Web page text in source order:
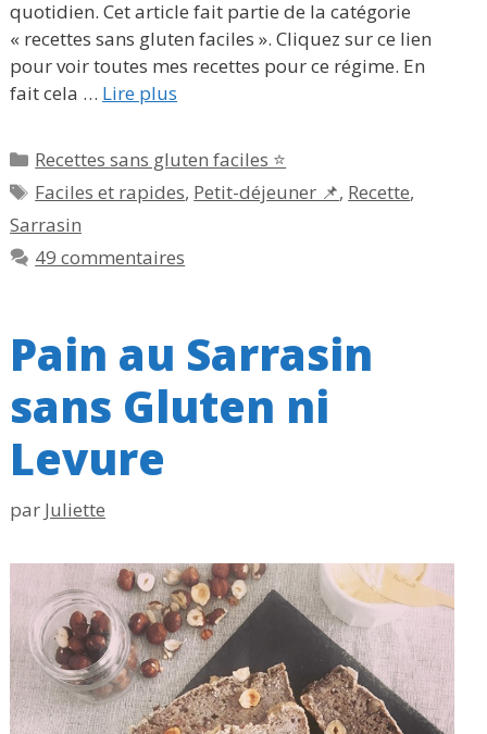
quotidien. Cet article fait partie de la catégorie
« recettes sans gluten faciles ». Cliquez sur ce lien
pour voir toutes mes recettes pour ce régime. En
fait cela … Lire plus
Catégories
Recettes sans gluten faciles ⭐
Étiquettes
Faciles et rapides, Petit-déjeuner 📌, Recette,
Sarrasin
49 commentaires
Pain au Sarrasin
sans Gluten ni
Levure
par Juliette